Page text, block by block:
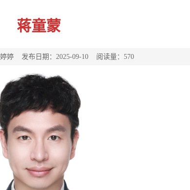
蒋童蒙
婷 发布日期：2025-09-10 阅读量： 570